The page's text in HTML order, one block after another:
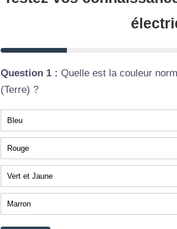
Question 1 : Quelle est la couleur
(Terre) ?
Bleu
Rouge
Vert et Jaune
Marron